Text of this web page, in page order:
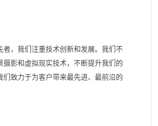
者，我们注重技术创新和发展。我们不
摄影和虚拟现实技术，不断提升我们的
们致力于为客户带来最先进、最前沿的